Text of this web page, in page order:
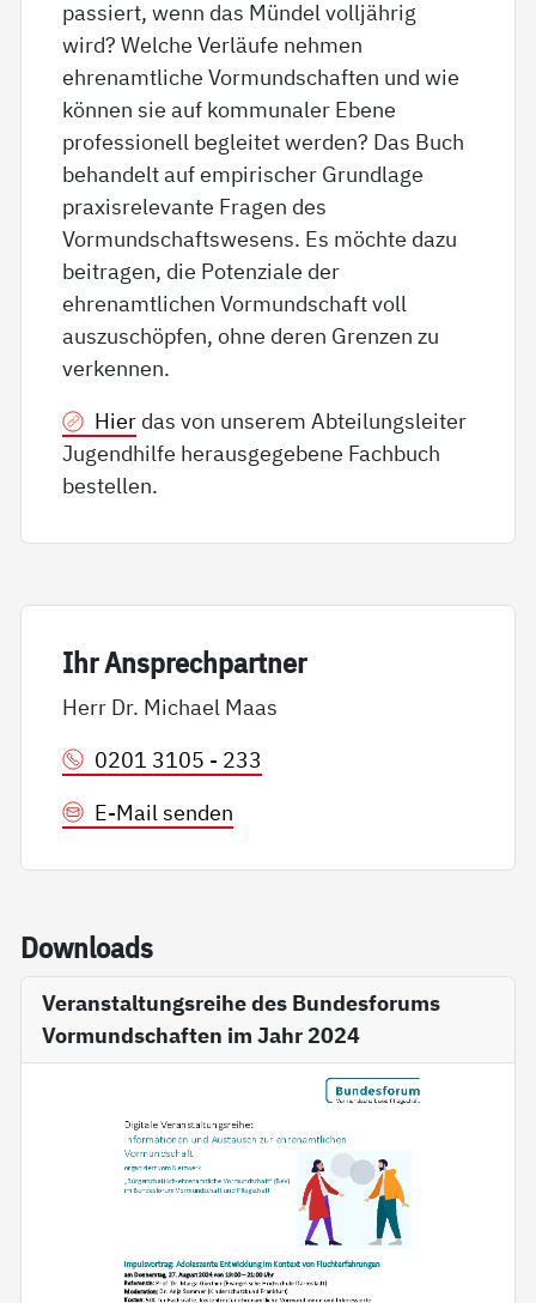
passiert, wenn das Mündel volljährig
wird? Welche Verläufe nehmen
ehrenamtliche Vormundschaften und wie
können sie auf kommunaler Ebene
professionell begleitet werden? Das Buch
behandelt auf empirischer Grundlage
praxisrelevante Fragen des
Vormundschaftswesens. Es möchte dazu
beitragen, die Potenziale der
ehrenamtlichen Vormundschaft voll
auszuschöpfen, ohne deren Grenzen zu
verkennen.
Hierdas von unserem Abteilungsleiter
Jugendhilfe herausgegebene Fachbuch
bestellen.
Ihr An­sp­rech­part­ner
Herr Dr. Michael Maas
0201 3105 - 233
E-Mail senden
Down­loads
Veranstaltungsreihe des Bundesforums
Vormundschaften im Jahr 2024